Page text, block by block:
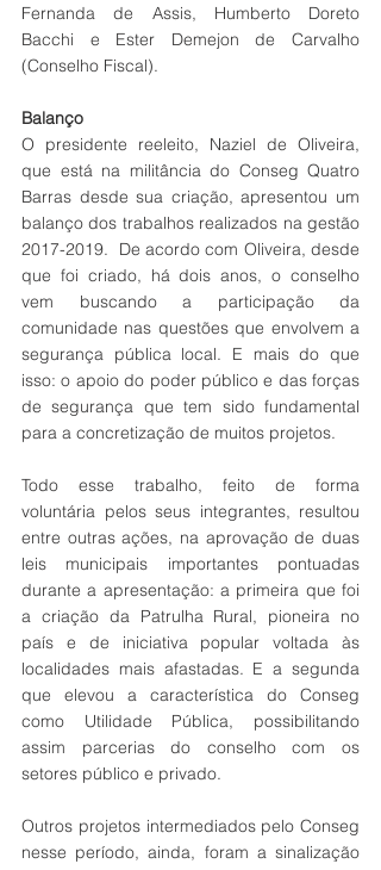
Fernanda de Assis, Humberto Doreto
Bacchi e Ester Demejon de Carvalho
(Conselho Fiscal).
Balanço
O presidente reeleito, Naziel de Oliveira,
que está na militância do Conseg Quatro
Barras desde sua criação, apresentou um
balanço dos trabalhos realizados na gestão
2017-2019.  De acordo com Oliveira, desde
que foi criado, há dois anos, o conselho
vem buscando a participação da
comunidade nas questões que envolvem a
segurança pública local. E mais do que
isso: o apoio do poder público e das forças
de segurança que tem sido fundamental
para a concretização de muitos projetos.
Todo esse trabalho, feito de forma
voluntária pelos seus integrantes, resultou
entre outras ações, na aprovação de duas
leis municipais importantes pontuadas
durante a apresentação: a primeira que foi
a criação da Patrulha Rural, pioneira no
país e de iniciativa popular voltada às
localidades mais afastadas. E a segunda
que elevou a característica do Conseg
como Utilidade Pública, possibilitando
assim parcerias do conselho com os
setores público e privado.
Outros projetos intermediados pelo Conseg
nesse período, ainda, foram a sinalização